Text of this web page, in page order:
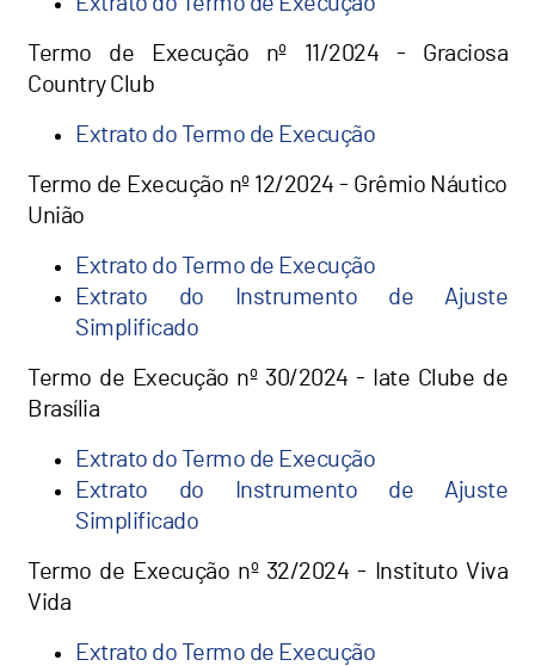
Termo de Execução nº 11/2024 - Graciosa
Country Club
Extrato do Termo de Execução
Termo de Execução nº 12/2024 - Grêmio Náutico
União
Extrato do Termo de Execução
Extrato do Instrumento de Ajuste
Simplificado
Termo de Execução nº 30/2024 - Iate Clube de
Brasília
Extrato do Termo de Execução
Extrato do Instrumento de Ajuste
Simplificado
Termo de Execução nº 32/2024 - Instituto Viva
Vida
Extrato do Termo de Execução